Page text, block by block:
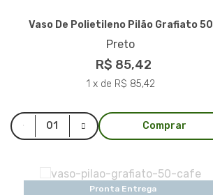
Vaso De Polietileno Pilão Grafiato 50
Preto
R$ 85,42
1 x de R$ 85,42
Comprar
Pronta Entrega